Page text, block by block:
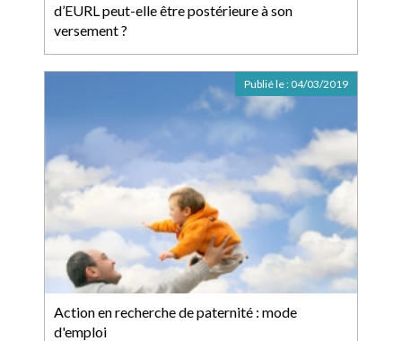
d’EURL peut-elle être postérieure à son
versement ?
Action en recherche de paternité : mode
d'emploi
Publié le : 04/03/2019